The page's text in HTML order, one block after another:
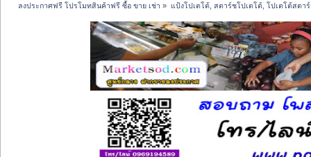
ลงประกาศฟรี โปรโมทสินค้าฟรี ซื้อ ขาย เช่า » แป้งโปเตโต้, สตาร์ชโปเตโต้, โปเตโต้สตา